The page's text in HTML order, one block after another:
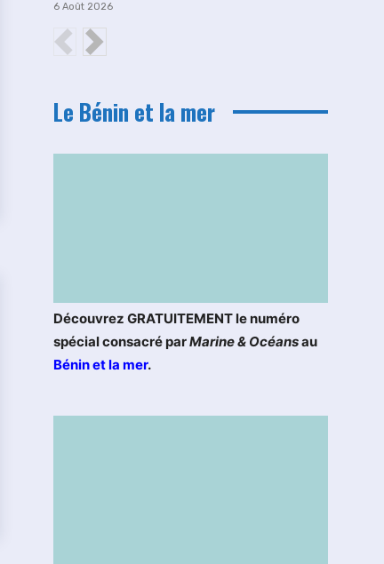
6 Août 2026
Le Bénin et la mer
Découvrez GRATUITEMENT le numéro
spécial consacré parMarine & Océansau
Bénin et la mer.